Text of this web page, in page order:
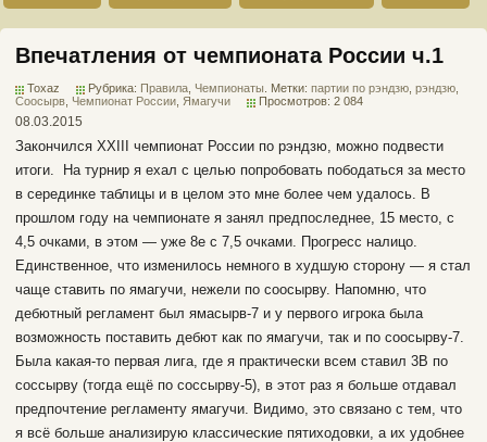
Впечатления от чемпионата России ч.1
Toxaz Рубрика: Правила Чемпионаты . Метки: партии по рэндзю рэндзю
Соосырв Чемпионат России Ямагучи Просмотров: 2 084
08.03.2015
Закончился XXIII чемпионат России по рэндзю, можно подвести
итоги. На турнир я ехал с целью попробовать пободаться за место
в серединке таблицы и в целом это мне более чем удалось. В
прошлом году на чемпионате я занял предпоследнее, 15 место, с
4,5 очками, в этом — уже 8е с 7,5 очками. Прогресс налицо.
Единственное, что изменилось немного в худшую сторону — я стал
чаще ставить по ямагучи, нежели по соосырву. Напомню, что
дебютный регламент был ямасырв-7 и у первого игрока была
возможность поставить дебют как по ямагучи, так и по соосырву-7.
Была какая-то первая лига, где я практически всем ставил 3В по
соссырву (тогда ещё по соссырву-5), в этот раз я больше отдавал
предпочтение регламенту ямагучи. Видимо, это связано с тем, что
я всё больше анализирую классические пятиходовки, а их удобнее